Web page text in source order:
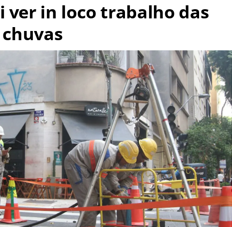
ver in loco trabalho das